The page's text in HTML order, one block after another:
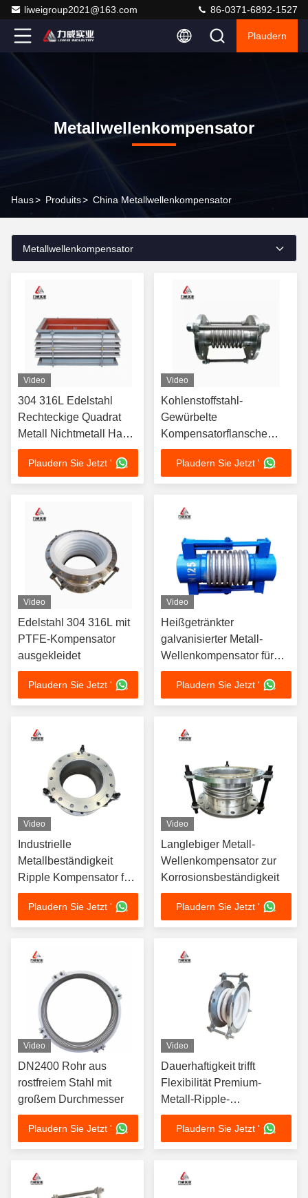
liweigroup2021@163.com 86-0371-6892-1527
Plaudern
Metallwellenkompensator
Haus> Produits> China Metallwellenkompensator
Metallwellenkompensator
Video
304 316L Edelstahl
Rechteckige Quadrat
Metall Nichtmetall Haut
Lüfter Weiches
Anschluss
Rauchluftkanal
Plaudern Sie Jetzt '
Video
Kohlenstoffstahl-
Gewürbelte
Kompensatorflansche
Ausdehnungsgelenk
Bellows
Ausdehnungsgelenk
Plaudern Sie Jetzt '
Video
Edelstahl 304 316L mit
PTFE-Kompensator
ausgekleidet
Plaudern Sie Jetzt '
Video
Heißgetränkter
galvanisierter Metall-
Wellenkompensator für
TUV-Zertifizierung und
UPS-Versand
Plaudern Sie Jetzt '
Video
Industrielle
Metallbeständigkeit
Ripple Kompensator für
Rohr Expansion und
Kontraktion
Plaudern Sie Jetzt '
Video
Langlebiger Metall-
Wellenkompensator zur
Korrosionsbeständigkeit
Plaudern Sie Jetzt '
Video
DN2400 Rohr aus
rostfreiem Stahl mit
großem Durchmesser
Plaudern Sie Jetzt '
Video
Dauerhaftigkeit trifft
Flexibilität Premium-
Metall-Ripple-
Kompensatoren für
stressfreie Rohrleitungen
Plaudern Sie Jetzt '